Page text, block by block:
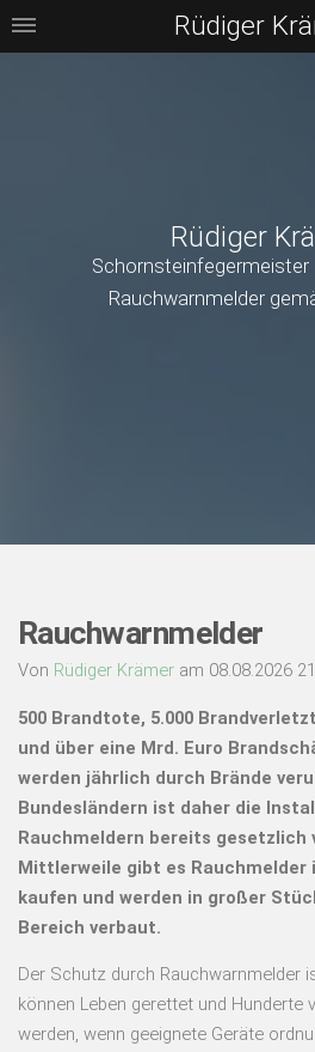
Rüdiger
Schornsteinfegermeister
Rauchwarnmelder
Rauchwarnmelder
Von Rüdiger Krämeram 08.08.2026
500 Brandtote, 5.000
und über eine Mrd. Euro
werden jährlich durch Brände
Bundesländern ist daher die
Rauchmeldern bereits gesetzlich
Mittlerweile gibt es Rauchmelder
kaufen und werden in großer
Bereich verbaut.
Der Schutz durch Rauchwarnmelder
können Leben gerettet und Hunderte
werden, wenn geeignete Geräte
Rüdiger